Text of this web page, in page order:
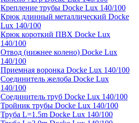
Крепление трубы Docke Lux 140/100
Крюк длинный металлический Docke
Lux 140/100
Крюк короткий ПВХ Docke Lux
140/100
Отвод (нижнее колено) Docke Lux
140/100
Приемная воронка Docke Lux 140/100
Соединитель желоба Docke Lux
140/100
Соединитель труб Docke Lux 140/100
Тройник трубы Docke Lux 140/100
Труба L=1.5m Docke Lux 140/100